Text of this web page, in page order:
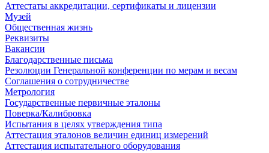
Аттестаты аккредитации, сертификаты и лицензии
Музей
Общественная жизнь
Реквизиты
Вакансии
Благодарственные письма
Резолюции Генеральной конференции по мерам и весам
Соглашения о сотрудничестве
Метрология
Государственные первичные эталоны
Поверка/Калибровка
Испытания в целях утверждения типа
Аттестация эталонов величин единиц измерений
Аттестация испытательного оборудования